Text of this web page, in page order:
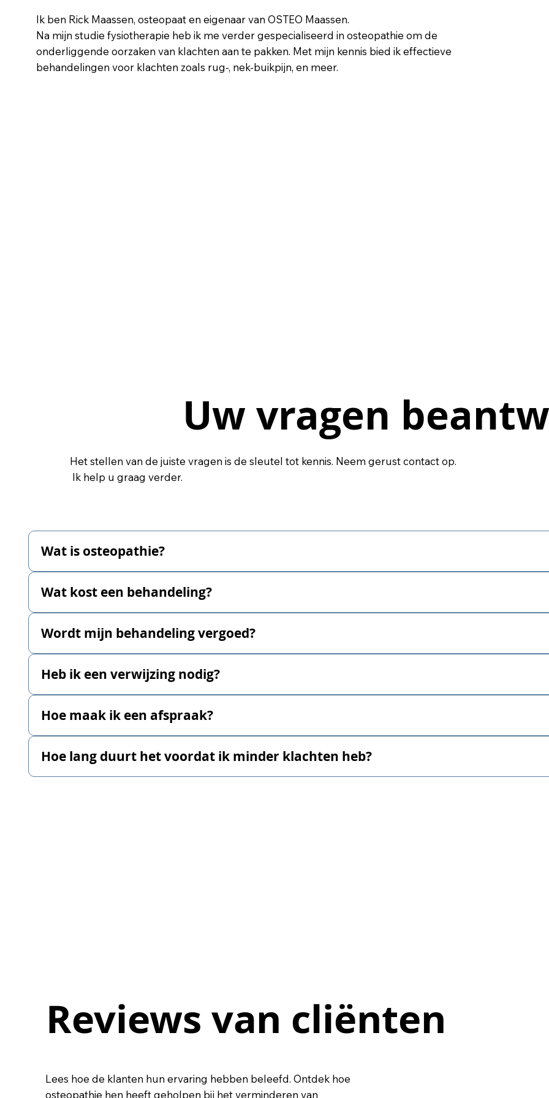
Ik ben Rick Maassen, osteopaat en eigenaar van OSTEO Maassen.
Na mijn studie fysiotherapie heb ik me verder gespecialiseerd in osteopathie om de
onderliggende oorzaken van klachten aan te pakken. Met mijn kennis bied ik effectieve
behandelingen voor klachten zoals rug-, nek-buikpijn, en meer.
Uw vragen
Uw vragen
Het stellen van de juiste vragen is de sleutel tot kennis. Neem gerust contact op.
Ik help u graag verder.
Wat is osteopathie?
Wat kost een behandeling?
Wordt mijn behandeling vergoed?
Heb ik een verwijzing nodig?
Hoe maak ik een afspraak?
Hoe lang duurt het voordat ik minder klachten heb?
Reviews van cliënten
Reviews van cliënten
Lees hoe de klanten hun ervaring hebben beleefd. Ontdek hoe
osteopathie hen heeft geholpen bij het verminderen van